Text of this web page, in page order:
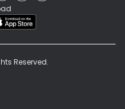
Reserved.